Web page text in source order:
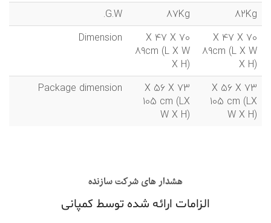
82Kg
87Kg
G.W.
70 X 47 X
89cm (L X W
X H)
70 X 47 X
89cm (L X W
X H)
Dimension
73 X 56 X
105 cm (LX
W X H)
73 X 56 X
105 cm (LX
W X H)
Package dimension
هشدار های شرکت سازنده
الزامات ارائه شده توسط کمپانی